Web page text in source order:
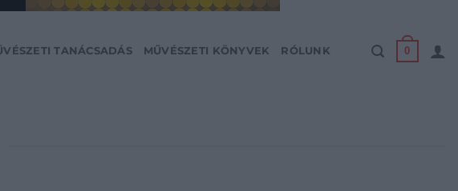
TANÁCSADÁS MŰVÉSZETI KÖNYVEK RÓLUNK 0